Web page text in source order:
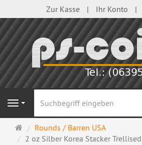
Zur Kasse Ihr Konto
Navigation
Startseite
Rounds / Barren USA
2 oz Silber Korea Stacker Trellised